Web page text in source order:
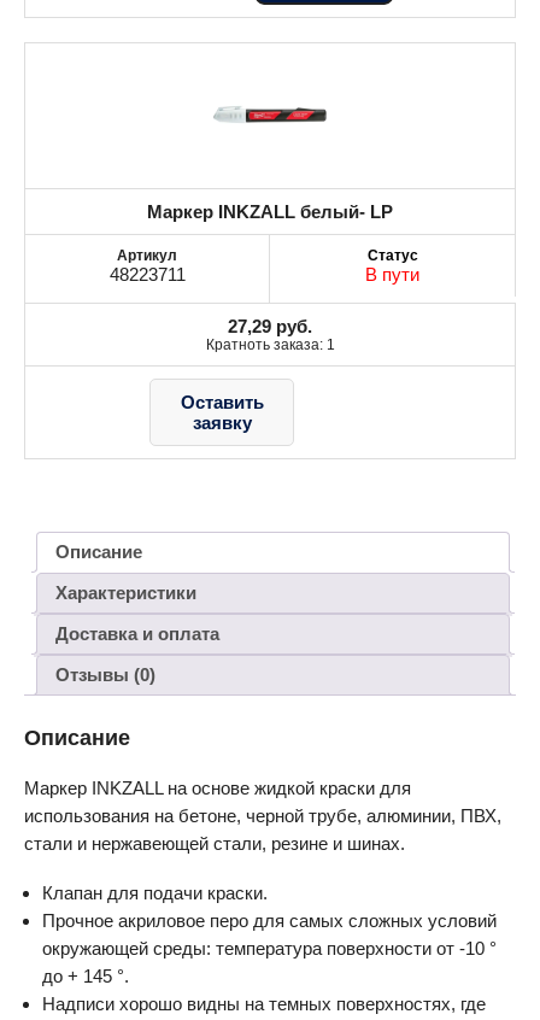
Маркер INKZALL белый- LP
48223711 В пути
27,29 руб.
Кратноть заказа: 1
Оставить
заявку
Описание
Характеристики
Доставка и оплата
Отзывы (0)
Описание
Маркер INKZALL на основе жидкой краски для
использования на бетоне, черной трубе, алюминии, ПВХ,
стали и нержавеющей стали, резине и шинах.
Клапан для подачи краски.
Прочное акриловое перо для самых сложных условий
окружающей среды: температура поверхности от -10 °
до + 145 °.
Надписи хорошо видны на темных поверхностях, где